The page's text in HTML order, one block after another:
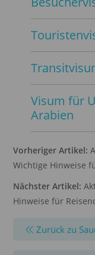
Visum für
Arabien
Vorheriger Artikel:
Wichtige Hinweise
Nächster Artikel:
Hinweise für
Zurück zu